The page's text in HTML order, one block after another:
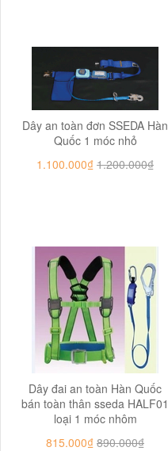
Dây an toàn đơn SSEDA Hàn
Quốc 1 móc nhỏ
1.100.000₫ 1.200.000₫
Dây đai an toàn Hàn Quốc
bán toàn thân sseda HALF01
loại 1 móc nhôm
815.000₫ 890.000₫